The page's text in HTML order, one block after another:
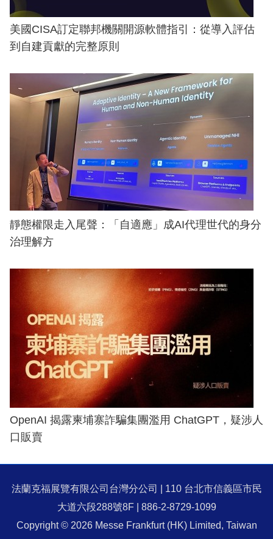
美國CISA訂定聯邦機關開源軟體指引：從導入評估
到自建貢獻的完整原則
靜態權限走入尾聲：「自適應」成AI代理世代的身分
治理解方
OpenAI 揭露柬埔寨詐騙集團濫用 ChatGPT，疑涉人
口販賣
法蘭克福展覽有限公司台灣分公司 | 110 台北市信義區市民
大道六段288號8F | 886-2-8729-1099
Copyright © 2026 Messe Frankfurt (HK) Limited, Taiwan